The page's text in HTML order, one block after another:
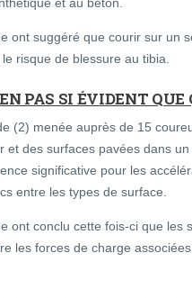
ont suggéré que courir sur un
risque de blessure au tibia.
PAS SI ÉVIDENT QUE
(2) menée auprès de 15
et des surfaces pavées dans
significative pour les
entre les types de surface.
ont conclu cette fois-ci que les
les forces de charge